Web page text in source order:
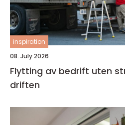
inspiration
08. July 2026
Flytting av bedrift uten
driften